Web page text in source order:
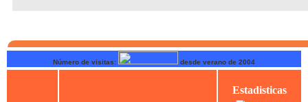
Número de visitas: desde verano de 2004
Estadisticas